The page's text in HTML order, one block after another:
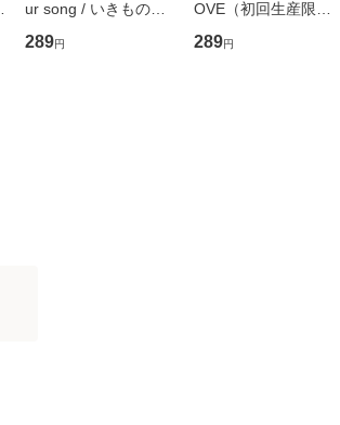
ur song / いきものが
かり / [CD]【メール便
送料無料】
289円
OVE（初回生産限定
盤） / 清水翔太×加藤
ミリヤ / [CD]【メール
289円